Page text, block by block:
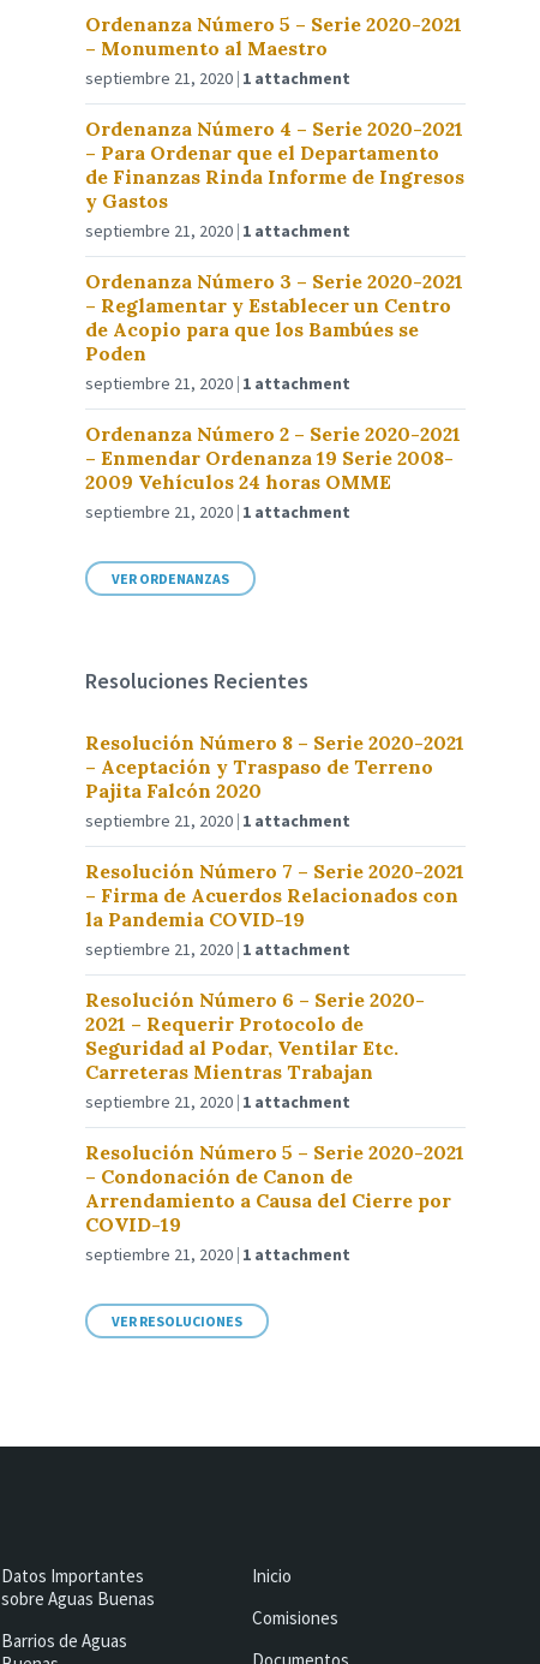
Ordenanza Número 5 – Serie 2020-2021
– Monumento al Maestro
septiembre 21, 2020 1 attachment
Ordenanza Número 4 – Serie 2020-2021
– Para Ordenar que el Departamento
de Finanzas Rinda Informe de Ingresos
y Gastos
septiembre 21, 2020 1 attachment
Ordenanza Número 3 – Serie 2020-2021
– Reglamentar y Establecer un Centro
de Acopio para que los Bambúes se
Poden
septiembre 21, 2020 1 attachment
Ordenanza Número 2 – Serie 2020-2021
– Enmendar Ordenanza 19 Serie 2008-
2009 Vehículos 24 horas OMME
septiembre 21, 2020 1 attachment
VER ORDENANZAS
Resoluciones Recientes
Resolución Número 8 – Serie 2020-2021
– Aceptación y Traspaso de Terreno
Pajita Falcón 2020
septiembre 21, 2020 1 attachment
Resolución Número 7 – Serie 2020-2021
– Firma de Acuerdos Relacionados con
la Pandemia COVID-19
septiembre 21, 2020 1 attachment
Resolución Número 6 – Serie 2020-
2021 – Requerir Protocolo de
Seguridad al Podar, Ventilar Etc.
Carreteras Mientras Trabajan
septiembre 21, 2020 1 attachment
Resolución Número 5 – Serie 2020-2021
– Condonación de Canon de
Arrendamiento a Causa del Cierre por
COVID-19
septiembre 21, 2020 1 attachment
VER RESOLUCIONES
Datos Importantes
sobre Aguas Buenas
Barrios de Aguas
Inicio
Comisiones